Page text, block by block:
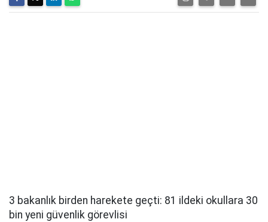
3 bakanlık birden harekete geçti: 81 ildeki okullara 30
bin yeni güvenlik görevlisi